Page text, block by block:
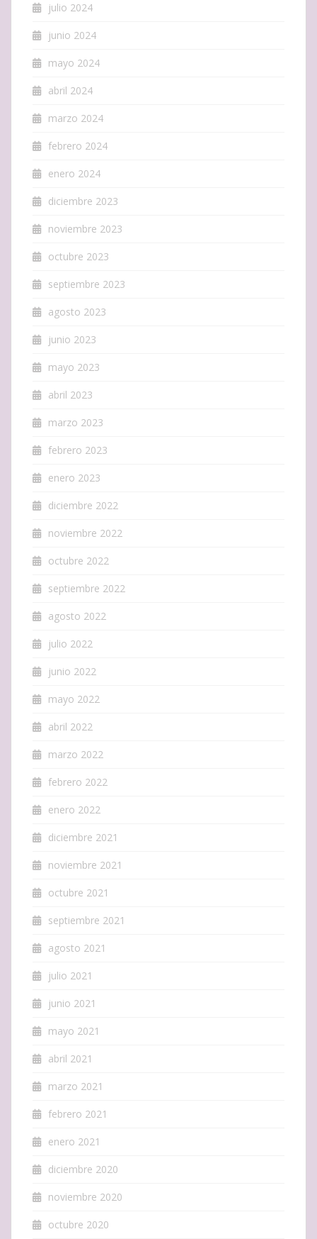
julio 2024
junio 2024
mayo 2024
abril 2024
marzo 2024
febrero 2024
enero 2024
diciembre 2023
noviembre 2023
octubre 2023
septiembre 2023
agosto 2023
junio 2023
mayo 2023
abril 2023
marzo 2023
febrero 2023
enero 2023
diciembre 2022
noviembre 2022
octubre 2022
septiembre 2022
agosto 2022
julio 2022
junio 2022
mayo 2022
abril 2022
marzo 2022
febrero 2022
enero 2022
diciembre 2021
noviembre 2021
octubre 2021
septiembre 2021
agosto 2021
julio 2021
junio 2021
mayo 2021
abril 2021
marzo 2021
febrero 2021
enero 2021
diciembre 2020
noviembre 2020
octubre 2020